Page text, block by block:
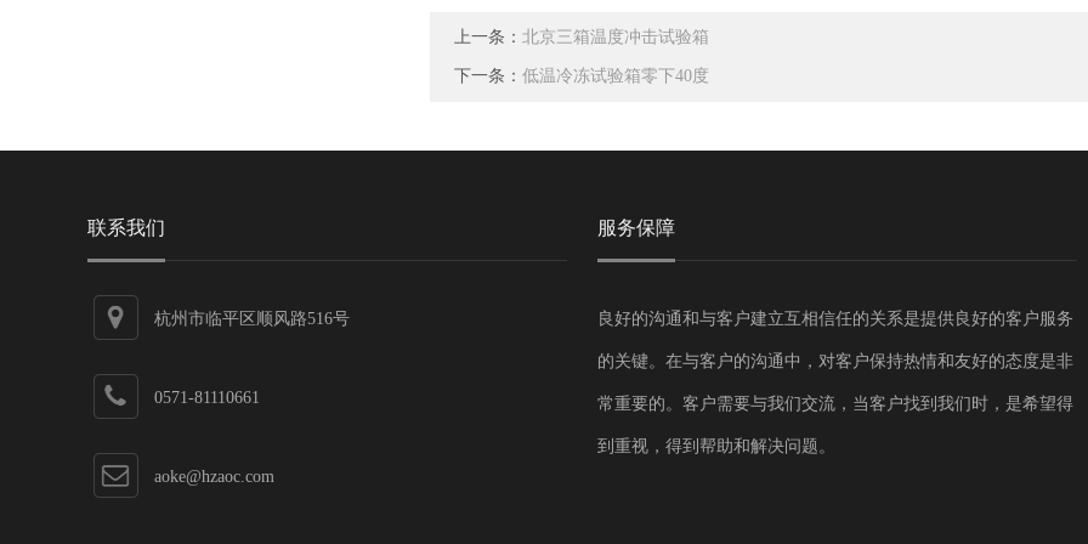
上一条： 北京三箱温度冲击试验箱
下一条： 低温冷冻试验箱零下40度
联系我们
杭州市临平区顺风路516号
0571-81110661
aoke@hzaoc.com
服务保障
良好的沟通和与客户建立互相信任的关系是提供良好的客户服务
的关键。在与客户的沟通中，对客户保持热情和友好的态度是非
常重要的。客户需要与我们交流，当客户找到我们时，是希望得
到重视，得到帮助和解决问题。